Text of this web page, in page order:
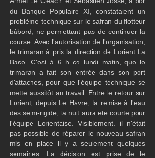
du Banque Populaire XI, constataient un
problème technique sur le safran du flotteur
bâbord, ne permettant pas de continuer la
course. Avec l'autorisation de l'organisation,
le trimaran à pris la direction de Lorient La
Base. C'est à 6 h ce lundi matin, que le
trimaran a fait son entrée dans son port
d'attaches, pour que l'équipe technique se
mette aussitôt au travail. Entre le retour sur
Lorient, depuis Le Havre, la remise à l'eau
des semi-rigide, la nuit aura été courte pour
l'équipe Lorientaise. Visiblement, il n'était
pas possible de réparer le nouveau safran
mis en place il y a seulement quelques
semaines. La décision est prise de le